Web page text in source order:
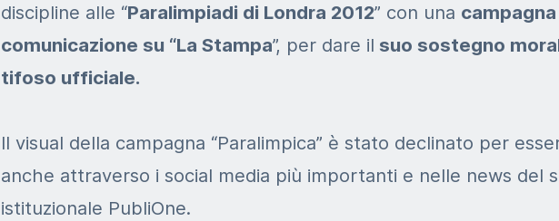
discipline alle “Paralimpiadi di Londra 2012” con una
comunicazione su “La Stampa”, per dare il suo sostegno
tifoso ufficiale.
Il visual della campagna “Paralimpica” è stato declinato per
anche attraverso i social media più importanti e nelle news del
istituzionale PubliOne.